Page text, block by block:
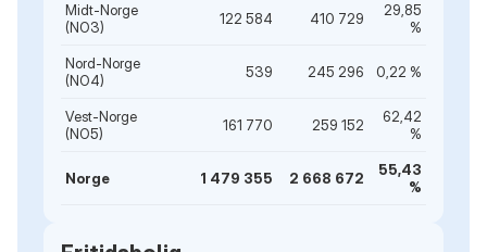
Midt-Norge
(NO3)
122 584 410 729
29,85
%
Nord-Norge
(NO4)
539 245 296 0,22 %
Vest-Norge
(NO5)
161 770 259 152
62,42
%
Norge 1 479 355 2 668 672
55,43
%